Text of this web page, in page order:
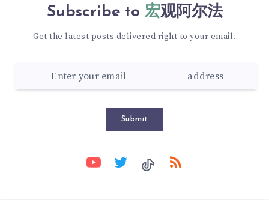
Subscribe to 宏观阿尔法
Get the latest posts delivered right to your email.
Submit